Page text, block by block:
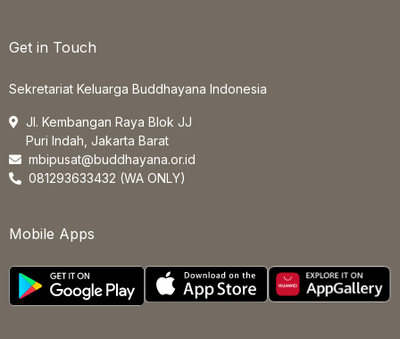
Get in Touch
Sekretariat Keluarga Buddhayana Indonesia
Jl. Kembangan Raya Blok JJ
Puri Indah, Jakarta Barat
mbipusat@buddhayana.or.id
081293633432 (WA ONLY)
Mobile Apps